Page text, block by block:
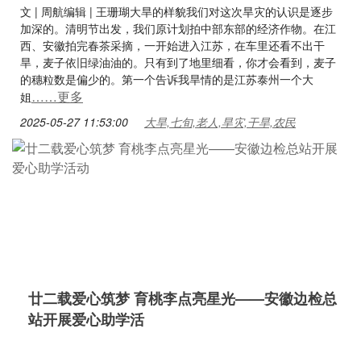
文 | 周航编辑 | 王珊瑚大旱的样貌我们对这次旱灾的认识是逐步
加深的。清明节出发，我们原计划拍中部东部的经济作物。在江
西、安徽拍完春茶采摘，一开始进入江苏，在车里还看不出干
旱，麦子依旧绿油油的。只有到了地里细看，你才会看到，麦子
的穗粒数是偏少的。第一个告诉我旱情的是江苏泰州一个大
姐……更多
2025-05-27 11:53:00 大旱,七旬,老人,旱灾,干旱,农民
廿二载爱心筑梦 育桃李点亮星光——安徽边检总
站开展爱心助学活